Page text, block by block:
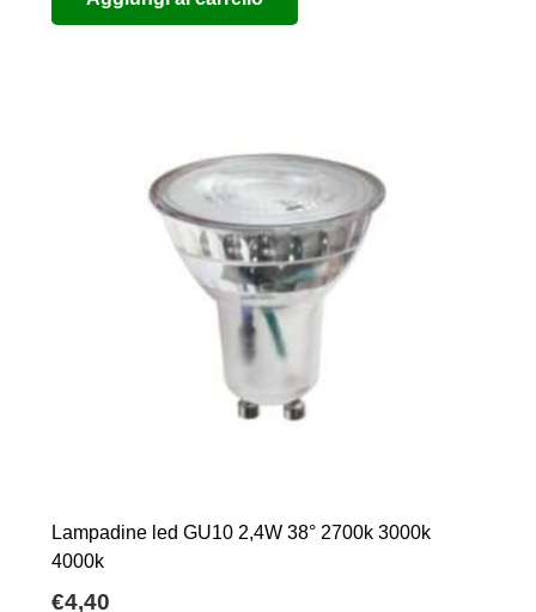
era:
è:
Lampadine led GU10 2,4W 38° 2700k 3000k
4000k
€4,40